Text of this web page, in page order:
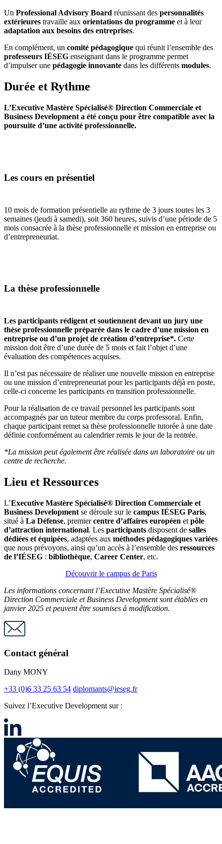
Un Professional Advisory Board réunissant des personnalités
extérieures travaille aux orientations du programme et à leur
adaptation aux besoins des entreprises.
En complément, un comité pédagogique qui réunit l’ensemble des
professeurs IÉSEG enseignant dans le programme permet
d’impulser une pédagogie innovante dans les différents modules.
Durée et Rythme
L’Executive Mastère Spécialisé® Direction Commerciale et
Business Development a été conçu pour être compatible avec la
poursuite d’une activité professionnelle.
Les cours en présentiel
10 mois de formation présentielle au rythme de 3 jours toutes les 3
semaines (jeudi à samedi), soit 360 heures, suivis d’une période de 5
mois consacrée à la thèse professionnelle et mission en entreprise ou
d’entrepreneuriat.
La thèse professionnelle
Les participants rédigent et soutiennent devant un jury une
thèse professionnelle préparée dans le cadre d’une mission en
entreprise ou d’un projet de création d’entreprise*. Cette
mission doit être d’une durée de 5 mois et fait l’objet d’une
évaluation des compétences acquises.
Il n’est pas nécessaire de réaliser une nouvelle mission en entreprise
ou une mission d’entrepreneuriat pour les participants déjà en poste,
celle-ci concerne les participants en transition professionnelle.
Pour la réalisation de ce travail personnel les participants sont
accompagnés par un tuteur membre du corps professoral. Enfin,
chaque participant remet sa thèse professionnelle tutorée à une date
définie conformément au calendrier remis le jour de la rentrée.
*La mission peut également être réalisée dans un laboratoire ou un
centre de recherche.
Lieu et Ressources
L’Executive Mastère Spécialisé® Direction Commerciale et
Business Development se déroule sur le campus IÉSEG Paris,
situé à La Défense, premiercentre d’affaires européen et pôle
d’attraction international. Les participants disposent de salles
dédiées et équipées, adaptées aux méthodes pédagogiques variées
que nous prévoyons, ainsi qu’un accès à l’ensemble des ressources
de l’IÉSEG : bibliothèque, Career Center, etc.
Découvrir le campus de Paris
Les informations concernant l’Executive Mastère Spécialisé®
Direction Commerciale et Business Development sont établies en
janvier 2025 et peuvent être soumises à modification.
Contact général
Dany MONY
+33 (0)6 33 25 63 54 diplomants@ieseg.fr
Suivez l’Executive Development sur :